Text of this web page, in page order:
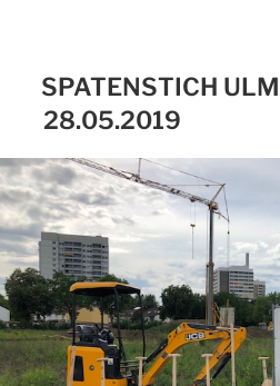
SPATENSTICH
28.05.2019